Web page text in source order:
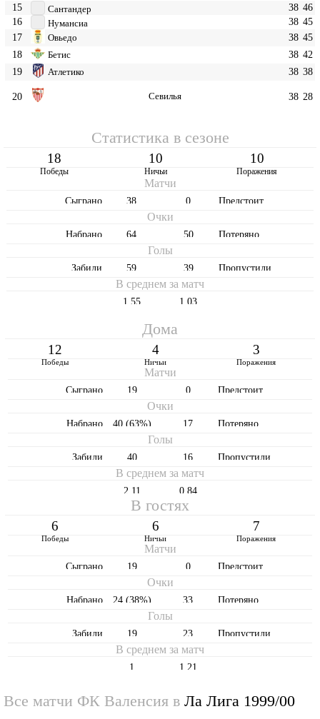
15
Сантандер 38 46
16
Нумансиа 38 45
17
Овьедо 38 45
18
Бетис 38 42
19
Атлетико 38 38
20 Севилья 38 28
Статистика в сезоне
18 10 10
Победы Ничьи Поражения
Матчи
Cыграно 38 Предстоит
0
Очки
Набрано 64 Потеряно
50
Голы
Забили 59 Пропустили
39
В среднем за матч
1,55 1,03
Дома
12 4 3
Победы Ничьи Поражения
Матчи
Cыграно 19 Предстоит
0
Очки
Набрано 40 (63%) Потеряно
17
Голы
Забили 40 Пропустили
16
В среднем за матч
2,11 0,84
В гостях
6 6 7
Победы Ничьи Поражения
Матчи
Cыграно 19 Предстоит
0
Очки
Набрано 24 (38%) Потеряно
33
Голы
Забили 19 Пропустили
23
В среднем за матч
1 1,21
Все матчи ФК Валенсия в Ла Лига 1999/00